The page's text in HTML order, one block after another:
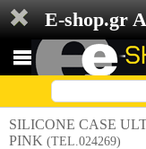
E-shop.gr
SILICONE CASE
PINK (TEL.024269)